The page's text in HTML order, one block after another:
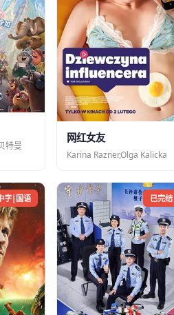
特曼
网红女友
Karina Razner,Olga Kalicka
字|国语 已完结